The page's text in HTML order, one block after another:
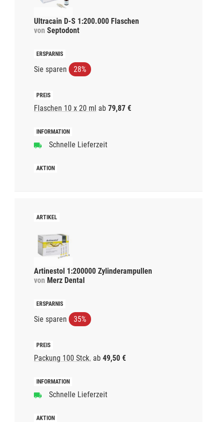
Ultracain D-S 1:200.000 Flaschen
von Septodont
Sie sparen 28%
Flaschen 10 x 20 ml ab 79,87 €
Schnelle Lieferzeit
Artinestol 1:200000 Zylinderampullen
von Merz Dental
Sie sparen 35%
Packung 100 Stck. ab 49,50 €
Schnelle Lieferzeit